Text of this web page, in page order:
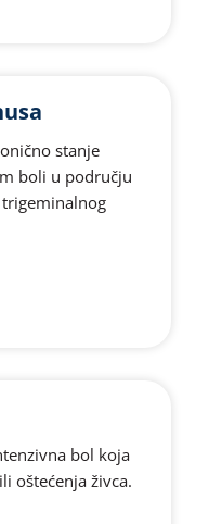
stanje
boli u području
bol koja
oštećenja živca.